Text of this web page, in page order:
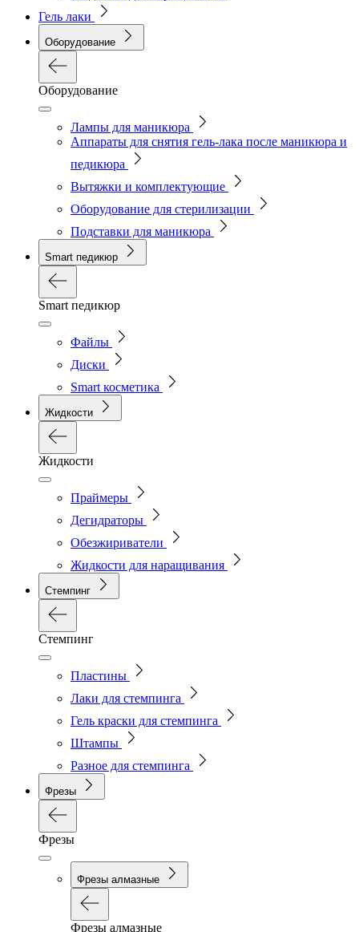
Гель лаки
Оборудование
Оборудование
Лампы для маникюра
Аппараты для снятия гель-лака после маникюра и
педикюра
Вытяжки и комплектующие
Оборудование для стерилизации
Подставки для маникюра
Smart педикюр
Smart педикюр
Файлы
Диски
Smart косметика
Жидкости
Жидкости
Праймеры
Дегидраторы
Обезжириватели
Жидкости для наращивания
Стемпинг
Стемпинг
Пластины
Лаки для стемпинга
Гель краски для стемпинга
Штампы
Разное для стемпинга
Фрезы
Фрезы
Фрезы алмазные
Фрезы алмазные